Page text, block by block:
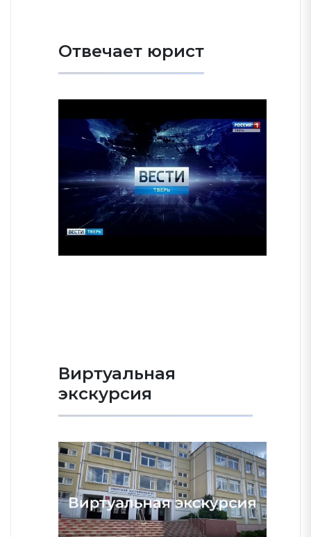
Отвечает юрист
Виртуальная
экскурсия